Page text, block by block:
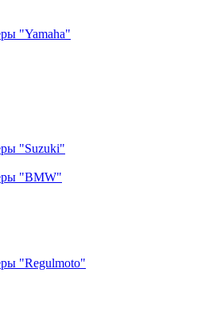
"Yamaha"
"Suzuki"
"BMW"
"Regulmoto"